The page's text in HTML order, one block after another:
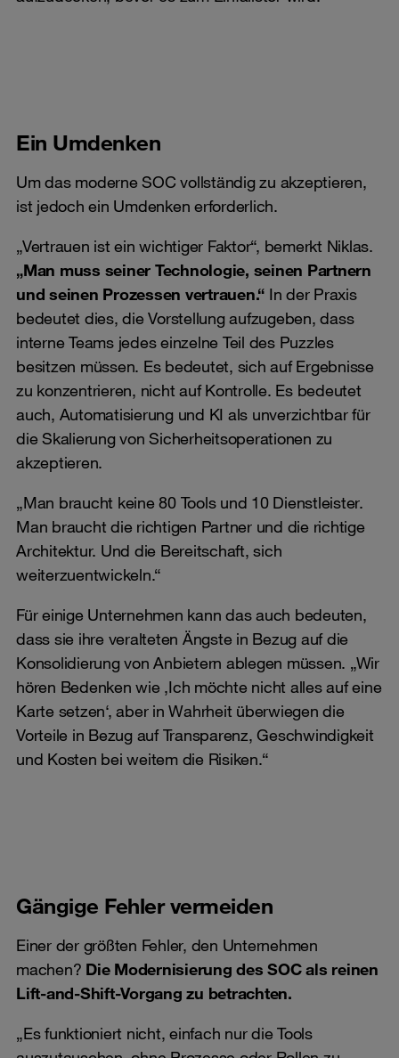
Ein Umdenken
Um das moderne SOC vollständig zu akzeptieren,
ist jedoch ein Umdenken erforderlich.
„Vertrauen ist ein wichtiger Faktor“, bemerkt Niklas.
„Man muss seiner Technologie, seinen Partnern
und seinen Prozessen vertrauen.“ In der Praxis
bedeutet dies, die Vorstellung aufzugeben, dass
interne Teams jedes einzelne Teil des Puzzles
besitzen müssen. Es bedeutet, sich auf Ergebnisse
zu konzentrieren, nicht auf Kontrolle. Es bedeutet
auch, Automatisierung und KI als unverzichtbar für
die Skalierung von Sicherheitsoperationen zu
akzeptieren.
„Man braucht keine 80 Tools und 10 Dienstleister.
Man braucht die richtigen Partner und die richtige
Architektur. Und die Bereitschaft, sich
weiterzuentwickeln.“
Für einige Unternehmen kann das auch bedeuten,
dass sie ihre veralteten Ängste in Bezug auf die
Konsolidierung von Anbietern ablegen müssen. „Wir
hören Bedenken wie ‚Ich möchte nicht alles auf eine
Karte setzen‘, aber in Wahrheit überwiegen die
Vorteile in Bezug auf Transparenz, Geschwindigkeit
und Kosten bei weitem die Risiken.“
Gängige Fehler vermeiden
Einer der größten Fehler, den Unternehmen
machen? Die Modernisierung des SOC als reinen
Lift-and-Shift-Vorgang zu betrachten.
„Es funktioniert nicht, einfach nur die Tools